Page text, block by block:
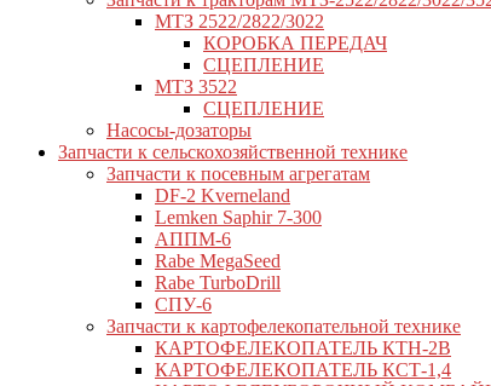
МТЗ 2522/2822/3022
КОРОБКА ПЕРЕДАЧ
СЦЕПЛЕНИЕ
МТЗ 3522
СЦЕПЛЕНИЕ
Насосы-дозаторы
Запчасти к сельскохозяйственной технике
Запчасти к посевным агрегатам
DF-2 Kverneland
Lemken Saphir 7-300
АППМ-6
Rabe MegaSeed
Rabe TurboDrill
СПУ-6
Запчасти к картофелекопательной технике
КАРТОФЕЛЕКОПАТЕЛЬ КТН-2В
КАРТОФЕЛЕКОПАТЕЛЬ КСТ-1,4